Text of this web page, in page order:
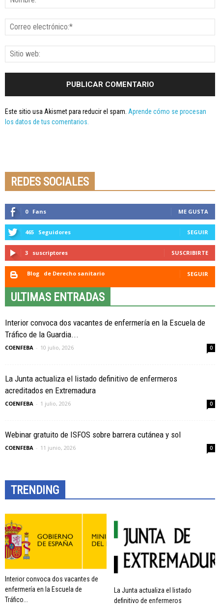
Este sitio usa Akismet para reducir el spam. Aprende cómo se procesan
los datos de tus comentarios.
REDES SOCIALES
0 Fans ME GUSTA
465 Seguidores SEGUIR
3 suscriptores SUSCRIBIRTE
Blog de Derecho sanitario SEGUIR
ULTIMAS ENTRADAS
Interior convoca dos vacantes de enfermería en la Escuela de
Tráfico de la Guardia...
COENFEBA - 10 julio, 2026 0
La Junta actualiza el listado definitivo de enfermeros
acreditados en Extremadura
COENFEBA - 1 julio, 2026 0
Webinar gratuito de ISFOS sobre barrera cutánea y sol
COENFEBA - 11 junio, 2026 0
TRENDING
Interior convoca dos vacantes de
enfermería en la Escuela de
Tráfico...
La Junta actualiza el listado
definitivo de enfermeros